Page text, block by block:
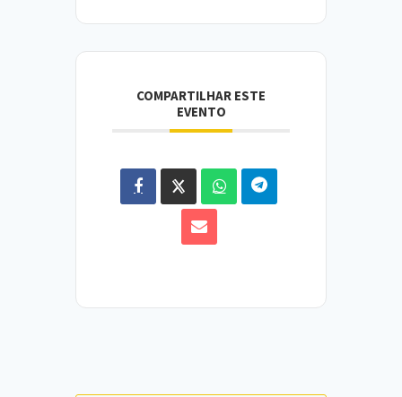
COMPARTILHAR ESTE
EVENTO